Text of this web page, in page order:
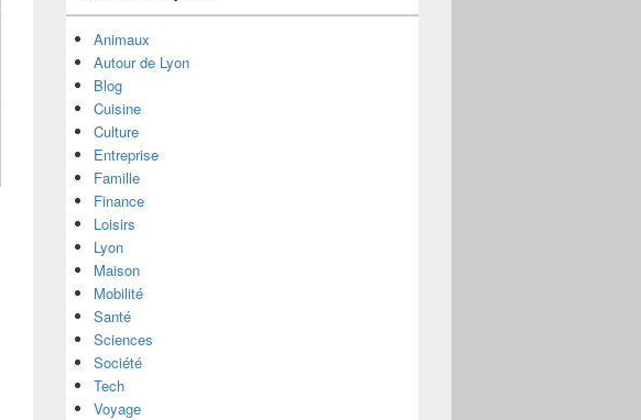
Animaux
Autour de Lyon
Blog
Cuisine
Culture
Entreprise
Famille
Finance
Loisirs
Lyon
Maison
Mobilité
Santé
Sciences
Société
Tech
Voyage